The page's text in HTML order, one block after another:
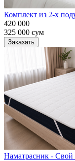
Комплект из 2-х
420 000
325 000 сум
Заказать
Наматрасник - Свой